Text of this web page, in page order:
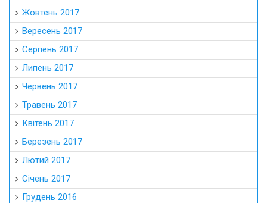
Жовтень 2017
Вересень 2017
Серпень 2017
Липень 2017
Червень 2017
Травень 2017
Квітень 2017
Березень 2017
Лютий 2017
Січень 2017
Грудень 2016